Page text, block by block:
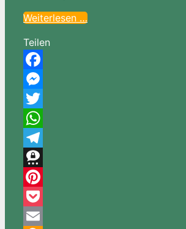
Weiterlesen …
Teilen
Facebook
Messenger
Twitter
WhatsApp
Telegram
Threema
Pinterest
Pocket